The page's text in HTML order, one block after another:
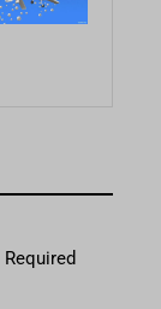
Required